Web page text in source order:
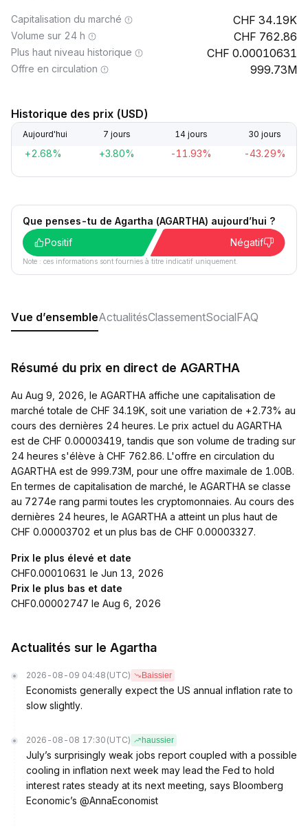
Capitalisation du marché 34.19K
Volume sur 24 h 762.86
Plus haut niveau historique 0.00010631
Offre en circulation 999.73M
Historique des prix (USD)
Aujourd'hui 7 jours 14 jours 30 jours
+2.68% +3.80% -11.93% -43.29%
Que penses-tu de Agartha (AGARTHA) aujourd’hui ?
Positif
Négatif
Note : ces informations sont fournies à titre indicatif uniquement.
Vue d’ensembleActualitésClassementSocialFAQ
Résumé du prix en direct de AGARTHA
Au Aug 9, 2026, le AGARTHA affiche une capitalisation de
marché totale de CHF 34.19K, soit une variation de +2.73% au
cours des dernières 24 heures. Le prix actuel du AGARTHA
est de CHF 0.00003419, tandis que son volume de trading sur
24 heures s'élève à CHF 762.86. L'offre en circulation du
AGARTHA est de 999.73M, pour une offre maximale de 1.00B.
En termes de capitalisation de marché, le AGARTHA se classe
au 7274e rang parmi toutes les cryptomonnaies. Au cours des
dernières 24 heures, le AGARTHA a atteint un plus haut de
CHF 0.00003702 et un plus bas de CHF 0.00003327.
Prix le plus élevé et date
CHF0.00010631 le Jun 13, 2026
Prix le plus bas et date
CHF0.00002747 le Aug 6, 2026
Actualités sur le Agartha
2026-08-09 04:48 (UTC) Baissier
Economists generally expect the US annual inflation rate to
slow slightly.
2026-08-08 17:30 (UTC) haussier
July’s surprisingly weak jobs report coupled with a possible
cooling in inflation next week may lead the Fed to hold
interest rates steady at its next meeting, says Bloomberg
Economic’s @AnnaEconomist